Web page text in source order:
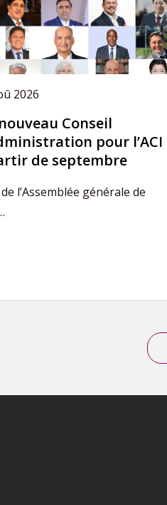
2026
Conseil
pour l’ACI
de septembre
l’Assemblée générale de